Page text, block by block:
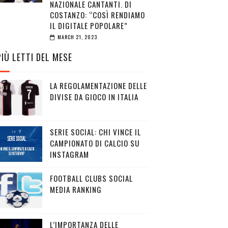
NAZIONALE CANTANTI. DI
COSTANZO: “COSÌ RENDIAMO
IL DIGITALE POPOLARE”
MARCH 21, 2023
LETTI DEL MESE
LA REGOLAMENTAZIONE DELLE
DIVISE DA GIOCO IN ITALIA
SERIE SOCIAL: CHI VINCE IL
CAMPIONATO DI CALCIO SU
INSTAGRAM
FOOTBALL CLUBS SOCIAL
MEDIA RANKING
L’IMPORTANZA DELLE